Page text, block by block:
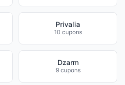
Privalia
10 cupons
Dzarm
9 cupons